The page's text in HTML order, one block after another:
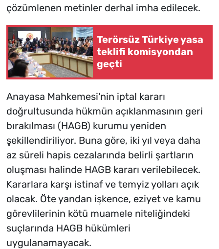
çözümlenen metinler derhal imha edilecek.
Terörsüz Türkiye yasa
teklifi komisyondan
geçti
Anayasa Mahkemesi'nin iptal kararı
doğrultusunda hükmün açıklanmasının geri
bırakılması (HAGB) kurumu yeniden
şekillendiriliyor. Buna göre, iki yıl veya daha
az süreli hapis cezalarında belirli şartların
oluşması halinde HAGB kararı verilebilecek.
Kararlara karşı istinaf ve temyiz yolları açık
olacak. Öte yandan işkence, eziyet ve kamu
görevlilerinin kötü muamele niteliğindeki
suçlarında HAGB hükümleri
uygulanamayacak.